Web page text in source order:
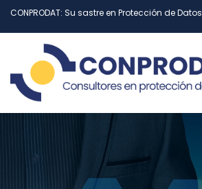
CONPRODAT: Su sastre en Protección de Datos